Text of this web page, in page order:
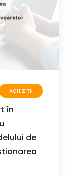
ACHIZIȚII
în
de